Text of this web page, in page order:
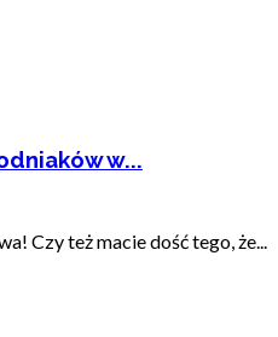
w...
Czy też macie dość tego, że...